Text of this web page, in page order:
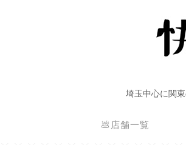
埼玉中心に関
💩店舗一覧